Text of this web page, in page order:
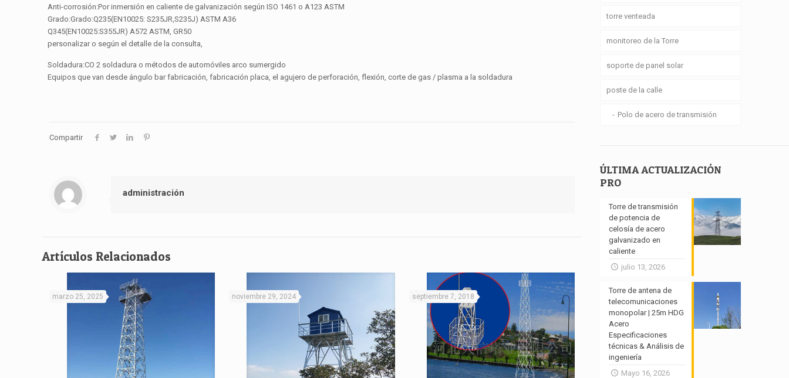
Anti-corrosión:Por inmersión en caliente de galvanización según ISO 1461 o A123 ASTM
Grado:Grado:Q235(EN10025: S235JR,S235J) ASTM A36
Q345(EN10025:S355JR) A572 ASTM, GR50
personalizar o según el detalle de la consulta,
Soldadura:CO 2 soldadura o métodos de automóviles arco sumergido
Equipos que van desde ángulo bar fabricación, fabricación placa, el agujero de perforación, flexión, corte de gas / plasma a la soldadura
Compartir
administración
Artículos Relacionados
marzo 25, 2025 noviembre 29, 2024 septiembre 7, 2018
torre venteada
monitoreo de la Torre
soporte de panel solar
poste de la calle
Polo de acero de transmisión
ÚLTIMA ACTUALIZACIÓN
PRO
Torre de transmisión
de potencia de
celosía de acero
galvanizado en
caliente
julio 13, 2026
Torre de antena de
telecomunicaciones
monopolar | 25m HDG
Acero
Especificaciones
técnicas & Análisis de
ingeniería
Mayo 16, 2026